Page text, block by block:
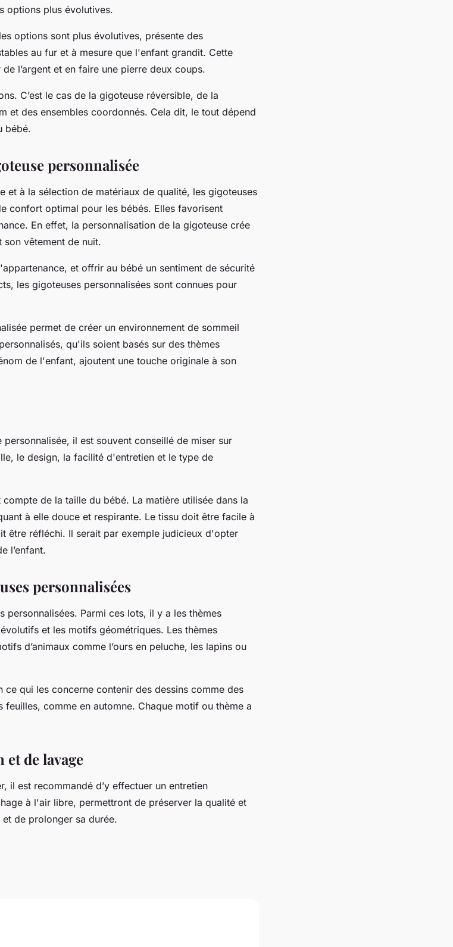
options plus évolutives.
options sont plus évolutives, présente des
au fur et à mesure que l'enfant grandit. Cette
l’argent et en faire une pierre deux coups.
C’est le cas de la gigoteuse réversible, de la
et des ensembles coordonnés. Cela dit, le tout dépend
bébé.
personnalisée
et à la sélection de matériaux de qualité, les gigoteuses
confort optimal pour les bébés. Elles favorisent
En effet, la personnalisation de la gigoteuse crée
son vêtement de nuit.
et offrir au bébé un sentiment de sécurité
les gigoteuses personnalisées sont connues pour
permet de créer un environnement de sommeil
qu'ils soient basés sur des thèmes
de l'enfant, ajoutent une touche originale à son
il est souvent conseillé de miser sur
le design, la facilité d'entretien et le type de
de la taille du bébé. La matière utilisée dans la
à elle douce et respirante. Le tissu doit être facile à
être réfléchi. Il serait par exemple judicieux d'opter
l’enfant.
personnalisées
personnalisées. Parmi ces lots, il y a les thèmes
et les motifs géométriques. Les thèmes
d’animaux comme l’ours en peluche, les lapins ou
ce qui les concerne contenir des dessins comme des
comme en automne. Chaque motif ou thème a
et de lavage
il est recommandé d’y effectuer un entretien
à l'air libre, permettront de préserver la qualité et
de prolonger sa durée.